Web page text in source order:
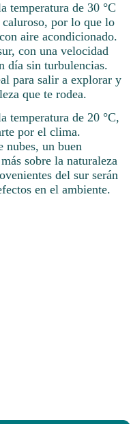
temperatura de 30 °C
por lo que lo
aire acondicionado.
con una velocidad
día sin turbulencias.
para salir a explorar y
que te rodea.
temperatura de 20 °C,
por el clima.
nubes, un buen
sobre la naturaleza
del sur serán
en el ambiente.